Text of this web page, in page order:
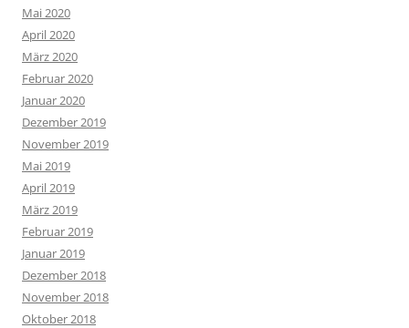
Mai 2020
April 2020
März 2020
Februar 2020
Januar 2020
Dezember 2019
November 2019
Mai 2019
April 2019
März 2019
Februar 2019
Januar 2019
Dezember 2018
November 2018
Oktober 2018